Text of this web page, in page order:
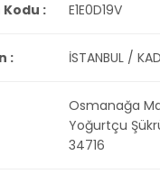
: E1E0D19V
: İSTANBUL /
Osmanağa
Yoğurtçu
34716